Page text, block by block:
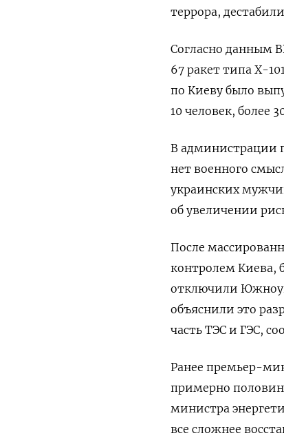
террора,
Согласно данным
67 ракет типа Х-
по Киеву было
10 человек, более
В администрации
нет военного
украинских
об увеличении
После
контролем Киева,
отключили
объяснили это
часть ТЭС и ГЭС,
Ранее премьер-
примерно
министра
все сложнее